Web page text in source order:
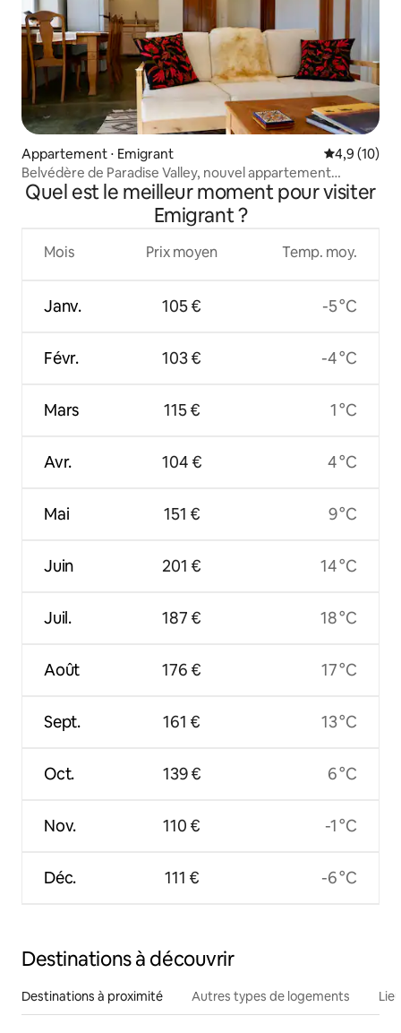
Appartement ⋅ Emigrant Évaluation
4,9 (10)
Belvédère de Paradise Valley, nouvel appartement
confortable avec lit Queen Size
Quel est le meilleur moment pour visiter
Emigrant ?
Mois
Janv.
Févr.
Mars
Avr.
Mai
Juin
Juil.
Août
Sept.
Oct.
Nov.
Déc.
Prix moyen
105 €
103 €
115 €
104 €
151 €
201 €
187 €
176 €
161 €
139 €
110 €
111 €
Temp. moy.
-5 °C
-4 °C
1 °C
4 °C
9 °C
14 °C
18 °C
17 °C
13 °C
6 °C
-1 °C
-6 °C
Destinations à découvrir
Destinations à proximité Autres types de logements